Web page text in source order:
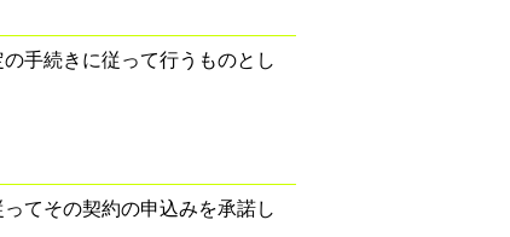
手続きに従って行うものとし
てその契約の申込みを承諾し